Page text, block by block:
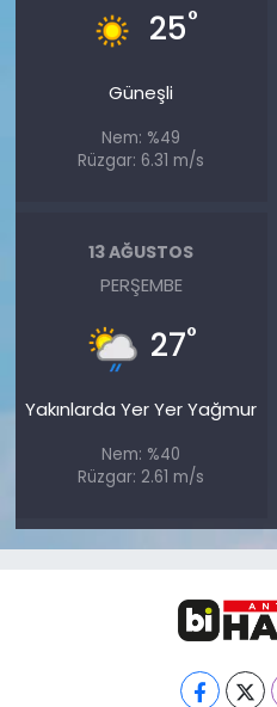
25°
Güneşli
Nem: %49
Rüzgar: 6.31 m/s
13 AĞUSTOS
PERŞEMBE
27°
Yakınlarda Yer Yer Yağmur
Nem: %40
Rüzgar: 2.61 m/s